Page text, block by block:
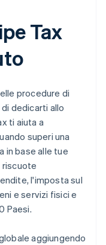
Tax
procedure di
dedicarti allo
ti aiuta a
superi una
in base alle tue
riscuote
l'imposta sul
e servizi fisici e
Paesi.
aggiungendo